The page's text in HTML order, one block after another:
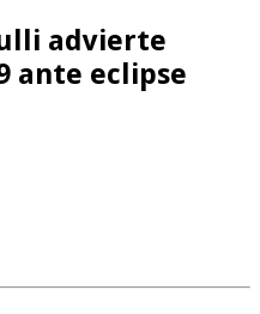
advierte
ante eclipse